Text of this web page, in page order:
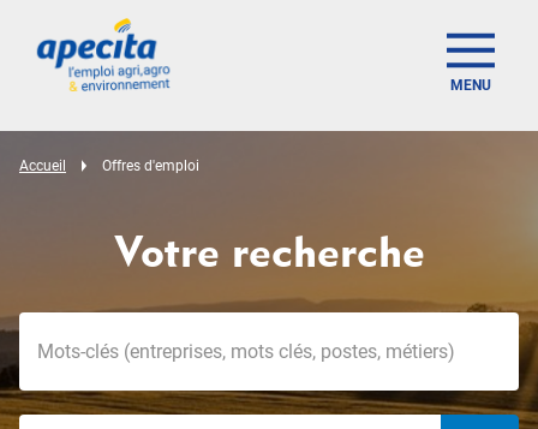
MENU
Accueil Offres d'emploi
Votre recherche